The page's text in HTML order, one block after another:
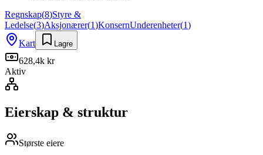
Regnskap(8)Styre &
Ledelse(3)Aksjonærer(1)KonsernUnderenheter(1)
Kart
Lagre
628,4k kr
Aktiv
Eierskap & struktur
Største eiere